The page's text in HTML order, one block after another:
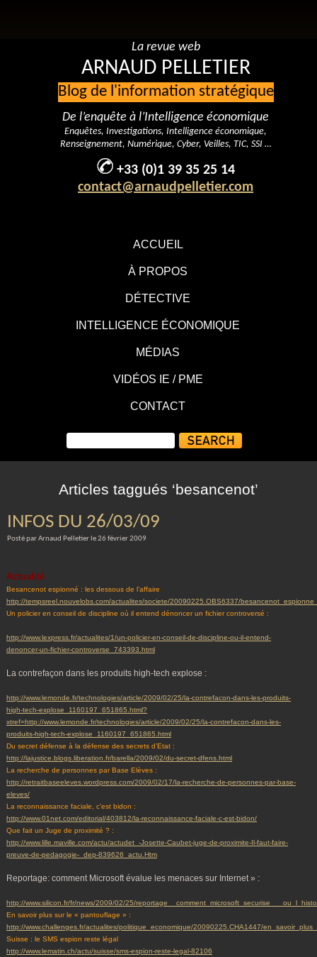
ACCUEIL
À PROPOS
DÉTECTIVE
INTELLIGENCE ÉCONOMIQUE
MÉDIAS
VIDÉOS IE / PME
CONTACT
La revue web
ARNAUD PELLETIER
Blog de l'information stratégique
De l’enquête à l’Intelligence économique
Enquêtes, Investigations, Intelligence économique,
Renseignement, Numérique, Cyber, Veilles, TIC, SSI …
+33 (0)1 39 35 25 14
contact@arnaudpelletier.com
Articles taggués ‘besancenot’
INFOS DU 26/03/09
Posté par Arnaud Pelletier le 26 février 2009
Actualité
Besancenot espionné : les dessous de l’affaire
http://tempsreel.nouvelobs.com/actualites/societe/20090225.OBS6337/
Un policier en conseil de discipline où il entend dénoncer un fichier controversé :
http://www.lexpress.fr/actualites/1/un-policier-en-conseil-de-discipline-ou-il-entend-
denoncer-un-fichier-controverse_743393.html
La contrefaçon dans les produits high-tech explose :
http://www.lemonde.fr/technologies/article/2009/02/25/la-contrefacon-dans-les-produits-
high-tech-explose_1160197_651865.html?
xtref=http://www.lemonde.fr/technologies/article/2009/02/25/la-contrefacon-dans-les-
produits-high-tech-explose_1160197_651865.html
Du secret défense à la défense des secrets d’Etat :
http://lajustice.blogs.liberation.fr/barella/2009/02/du-secret-dfens.html
La recherche de personnes par Base Elèves :
http://retraitbaseeleves.wordpress.com/2009/02/17/la-recherche-de-personnes-par-base-
eleves/
La reconnaissance faciale, c’est bidon :
http://www.01net.com/editorial/403812/la-reconnaissance-faciale-c-est-bidon/
Que fait un Juge de proximité ? :
http://www.lille.maville.com/actu/actudet_-Josette-Caubet-juge-de-proximite-Il-faut-faire-
preuve-de-pedagogie-_dep-839626_actu.Htm
Reportage: comment Microsoft évalue les menaces sur Internet » :
http://www.silicon.fr/fr/news/2009/02/25/
En savoir plus sur le « pantouflage » :
http://www.challenges.fr/actualites/politique_economique/20090225.CHA1447/
Suisse : le SMS espion reste légal
http://www.lematin.ch/actu/suisse/sms-espion-reste-legal-82106